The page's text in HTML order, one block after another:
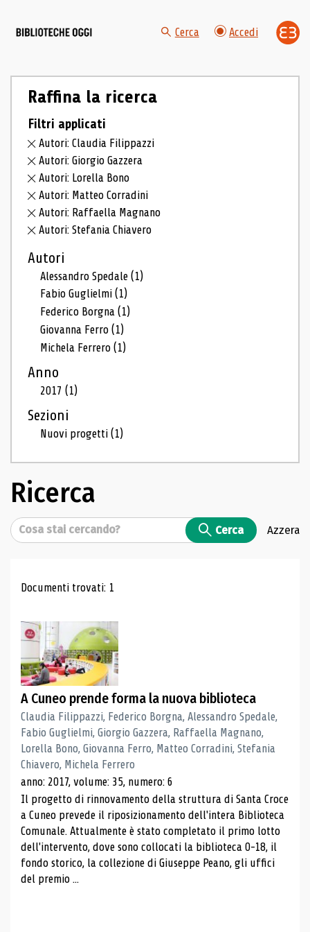
Cerca Accedi
Raffina la ricerca
Filtri applicati
Autori: Claudia Filippazzi
Autori: Giorgio Gazzera
Autori: Lorella Bono
Autori: Matteo Corradini
Autori: Raffaella Magnano
Autori: Stefania Chiavero
Autori
Alessandro Spedale(1)
Fabio Guglielmi(1)
Federico Borgna(1)
Giovanna Ferro(1)
Michela Ferrero(1)
Anno
2017(1)
Sezioni
Nuovi progetti(1)
Ricerca
Cerca Cerca Azzera
Risultati di ricerca
Documenti trovati: 1
A Cuneo prende forma la nuova biblioteca
Claudia Filippazzi, Federico Borgna, Alessandro Spedale,
Fabio Guglielmi, Giorgio Gazzera, Raffaella Magnano,
Lorella Bono, Giovanna Ferro, Matteo Corradini, Stefania
Chiavero, Michela Ferrero
anno: 2017, volume: 35, numero: 6
Il progetto di rinnovamento della struttura di Santa Croce
a Cuneo prevede il riposizionamento dell'intera Biblioteca
Comunale. Attualmente è stato completato il primo lotto
dell'intervento, dove sono collocati la biblioteca 0-18, il
fondo storico, la collezione di Giuseppe Peano, gli uffici
del premio ...